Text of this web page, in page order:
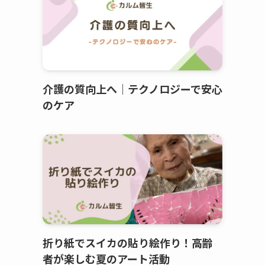
介護の質向上へ｜テクノロジーで安心
のケア
折り紙でスイカの貼り絵作り！高齢
者が楽しむ夏のアート活動